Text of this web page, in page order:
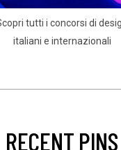
tutti i concorsi di
italiani e internazionali
RECENT PINS